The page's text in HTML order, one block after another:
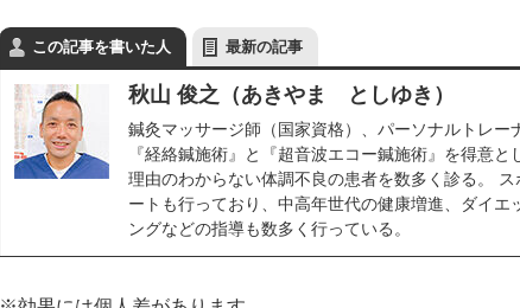
この記事を書いた人 最新の記事
秋山 俊之（あきやま としゆき）
鍼灸マッサージ師（国家資格）、パーソナルトレー
『経絡鍼施術』と『超音波エコー鍼施術』を得意と
理由のわからない体調不良の患者を数多く診る。
ートも行っており、中高年世代の健康増進、ダイエ
ングなどの指導も数多く行っている。